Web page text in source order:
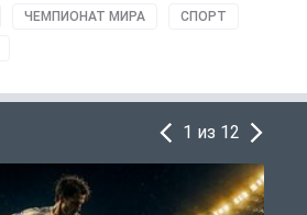
ЧЕМПИОНАТ МИРА СПОРТ
1 из 12